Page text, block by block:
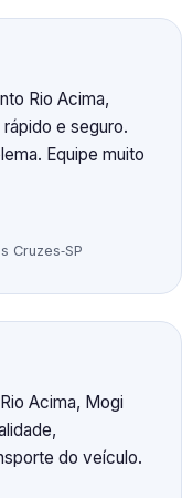
Rio Acima,
e seguro.
Equipe muito
Cruzes‑SP
Acima, Mogi
do veículo.